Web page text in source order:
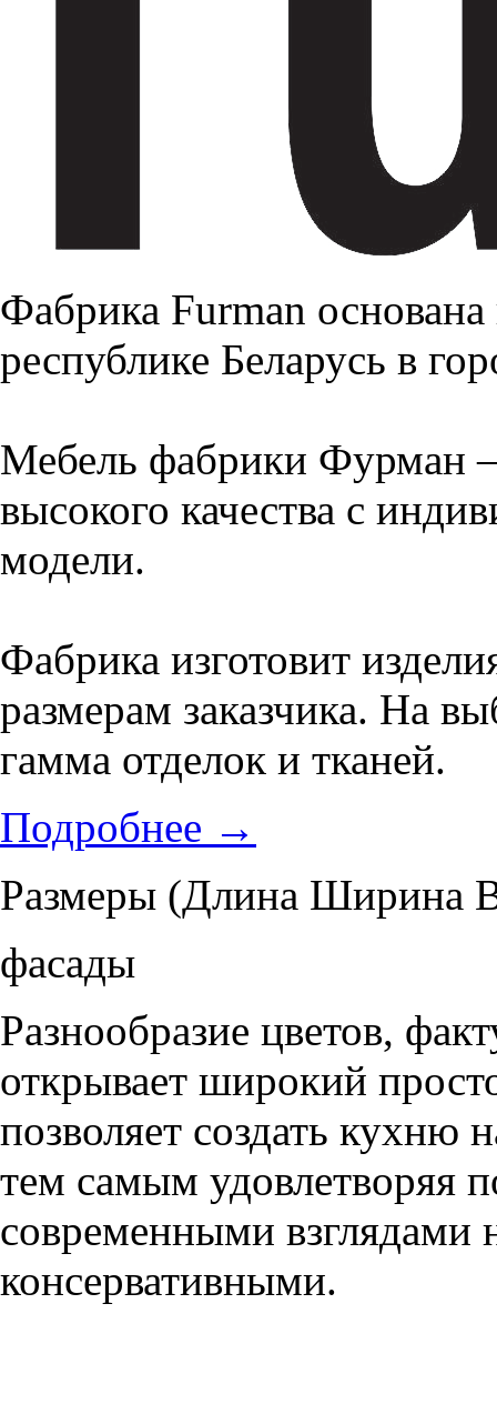
Фабрика Furman
республике Беларусь в
Мебель фабрики Фурман
высокого качества с
модели.
Фабрика изготовит
размерам заказчика. На
гамма отделок и тканей.
Подробнее →
Размеры (Длина Ширина
фасады
Разнообразие цветов,
открывает широкий
позволяет создать кухню
тем самым удовлетворяя
современными взглядами
консервативными.